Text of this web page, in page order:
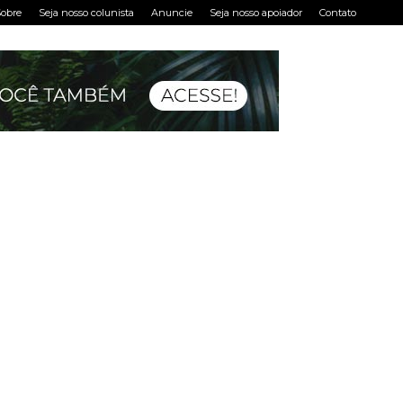
Seja nosso colunista Anuncie Seja nosso apoiador Contato